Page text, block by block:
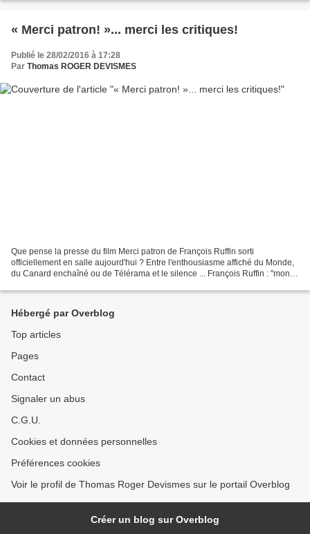
« Merci patron! »... merci les critiques!
Publié le 28/02/2016 à 17:28
Par Thomas ROGER DEVISMES
Que pense la presse du film Merci patron de François Ruffin sorti
officiellement en salle aujourd'hui ? Entre l'enthousiasme affiché du Monde,
du Canard enchaîné ou de Télérama et le silence ... François Ruffin : "mon
Hébergé par Overblog
Top articles
Pages
Contact
Signaler un abus
C.G.U.
Cookies et données personnelles
Préférences cookies
Voir le profil de Thomas Roger Devismes sur le portail Overblog
Créer un blog sur Overblog